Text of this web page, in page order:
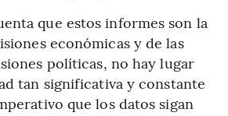
que estos informes son la
económicas y de las
políticas, no hay lugar
tan significativa y constante
que los datos sigan